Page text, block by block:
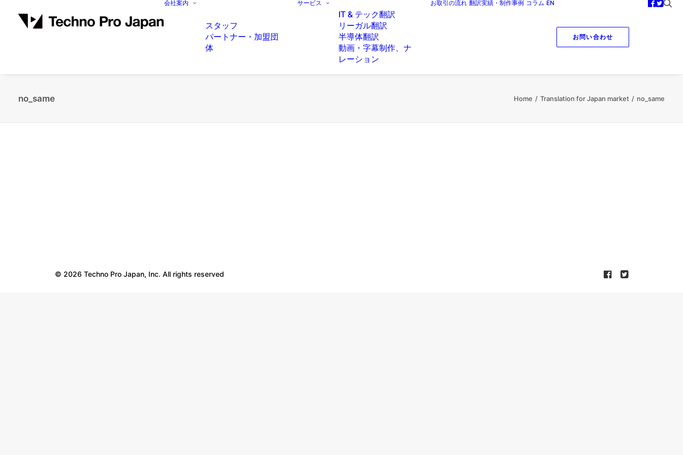
会社案内
スタッフ
パートナー・加盟団
体
サービス
IT & テック翻訳
リーガル翻訳
半導体翻訳
動画・字幕制作、ナ
レーション
お取引の流れ 翻訳実績・制作事例 コラム EN
お問い合わせ
no_same Home Translation for Japan market no_same
© 2026 Techno Pro Japan, Inc. All rights reserved